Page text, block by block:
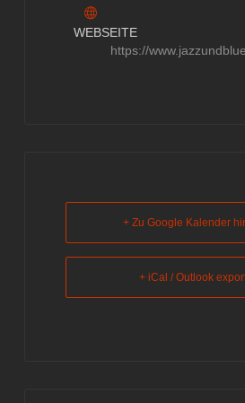
WEBSEITE
https://
+ Zu Google Kalender
+ iCal / Outlook